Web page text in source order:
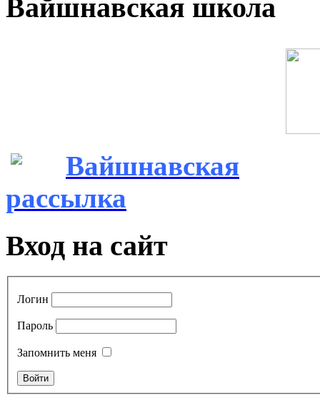
Вайшнавская школа
Вайшнавская
рассылка
Вход на сайт
Логин
Пароль
Запомнить меня